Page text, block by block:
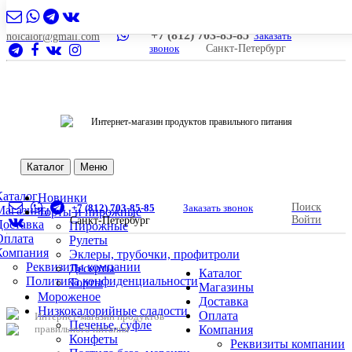
nolcalor@gmail.com +7 (812) 703-85-85 Заказать
звонок
Санкт-Петербург
Интернет-магазин продуктов правильного питания
Каталог Меню
Реквизиты компании
Политика конфиденциальности
Новинки
Торты и пирожные
Пирожные
Рулеты
Эклеры, трубочки, профитроли
Десерты
Торты
Мороженое
Низкокалорийные сладости
Печенье, суфле
Конфеты
+7 (812) 703-85-85
Заказать звонок
Санкт-Петербург
Поиск
Войти
Интернет-магазин продуктов
правильного питания
Каталог
Магазины
Доставка
Оплата
Компания
Реквизиты компании